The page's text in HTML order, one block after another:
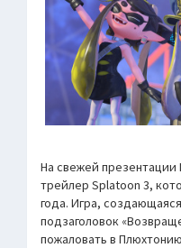
На свежей презентации
трейлер Splatoon 3,
года. Игра,
подзаголовок
пожаловать в